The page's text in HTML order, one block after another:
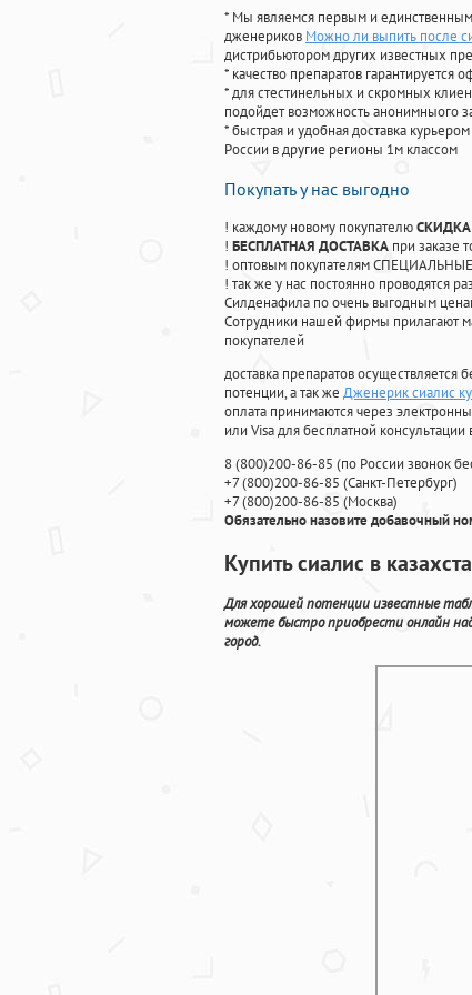
* Мы являемся первым и
дженериков Можно ли выпить после
дистрибьютором других известных
* качество препаратов
* для стестинельных и скромных
подойдет возможность анонимныого
* быстрая и удобная доставка
России в другие регионы 1м классом
Покупать у нас выгодно
! каждому новому покупателюСКИДКА
! БЕСПЛАТНАЯ ДОСТАВКА при заказе
! оптовым покупателям СПЕЦИАЛЬНЫЕ
! так же у нас постоянно проводятся
Силденафила по очень выгодным
Cотрудники нашей фирмы прилагают
покупателей
доставка препаратов
потенции, а так же Дженерик сиалис
оплата принимаются через
или Visa для бесплатной
8(800)200-86-85 (по России звонок
+7(800)200-86-85 (Санкт-Петербург)
+7(800)200-86-85 (Москва)
Обязательно назовите добавочный
Купить сиалис в
Для хорошей потенции известные
можете быстро приобрести онлайн
город.